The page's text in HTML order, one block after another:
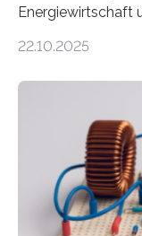
Energiewirtschaft
neuen EU-
Sozialfonds Plus
Gesamtsumme
Damit zählt die
Gewinnerinnen
Bayerischen
22.10.2025